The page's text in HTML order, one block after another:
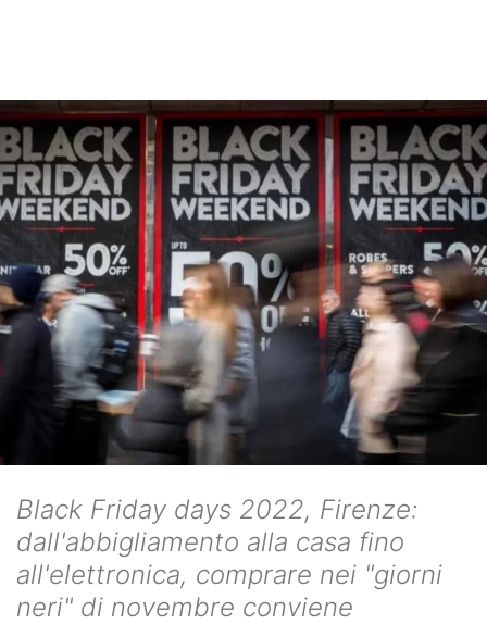
Black Friday days 2022, Firenze:
dall'abbigliamento alla casa fino
all'elettronica, comprare nei "giorni
neri" di novembre conviene